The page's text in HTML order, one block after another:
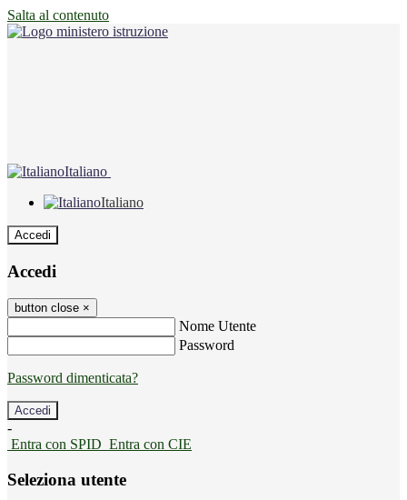
Salta al contenuto
Italiano
Italiano
Accedi
Accedi
button close ×
Nome Utente
Password
Password dimenticata?
-
Entra con SPID Entra con CIE
Seleziona utente